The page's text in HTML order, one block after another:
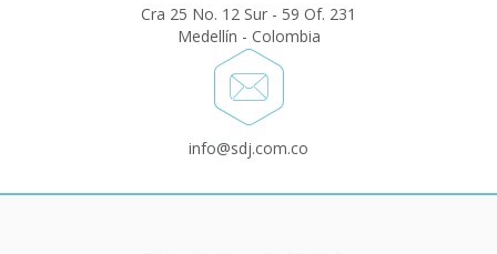
Cra 25 No. 12 Sur - 59 Of. 231
Medellín - Colombia
info@sdj.com.co